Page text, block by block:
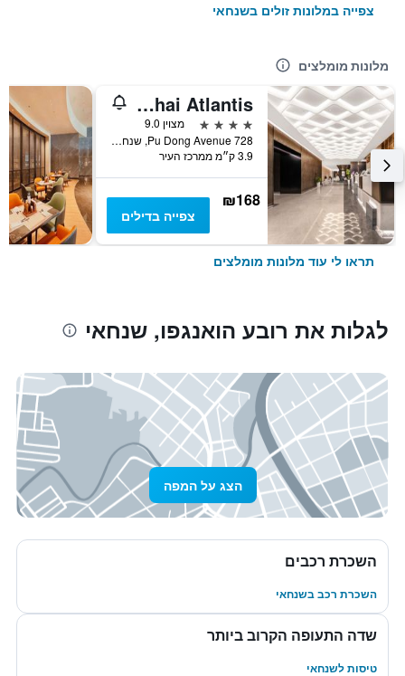
צפייה במלונות זולים בשנחאי
מלונות מומלצים
Novotel Shanghai Atlantis
4 כוכבים
מצוין 9.0
728 Pu Dong Avenue, שנחאי, סין
3.9 ק״מ ממרכז העיר
₪168
צפייה בדילים
תראו לי עוד מלונות מומלצים
לגלות את רובע הואנגפו, שנחאי
הצג על המפה
השכרת רכבים
השכרת רכב בשנחאי
שדה התעופה הקרוב ביותר
טיסות לשנחאי